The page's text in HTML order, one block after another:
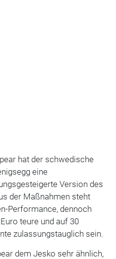
hat der schwedische
eine
Version des
der Maßnahmen steht
Performance, dennoch
teure und auf 30
zulassungstauglich sein.
dem Jesko sehr ähnlich,